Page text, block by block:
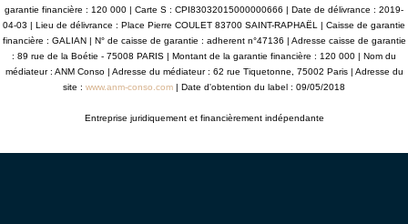
garantie financière : 120 000 | Carte S : CPI83032015000000666 | Date de délivrance : 2019-
04-03 | Lieu de délivrance : Place Pierre COULET 83700 SAINT-RAPHAËL | Caisse de garantie
financière : GALIAN | N° de caisse de garantie : adherent n°47136 | Adresse caisse de garantie
: 89 rue de la Boétie - 75008 PARIS | Montant de la garantie financière : 120 000 | Nom du
médiateur : ANM Conso | Adresse du médiateur : 62 rue Tiquetonne, 75002 Paris | Adresse du
site : www.anm-conso.com | Date d'obtention du label : 09/05/2018
Entreprise juridiquement et financièrement indépendante